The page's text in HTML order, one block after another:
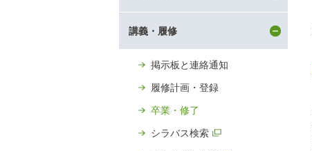
講義・履修
掲示板と連絡通知
履修計画・登録
卒業・修了
シラバス検索